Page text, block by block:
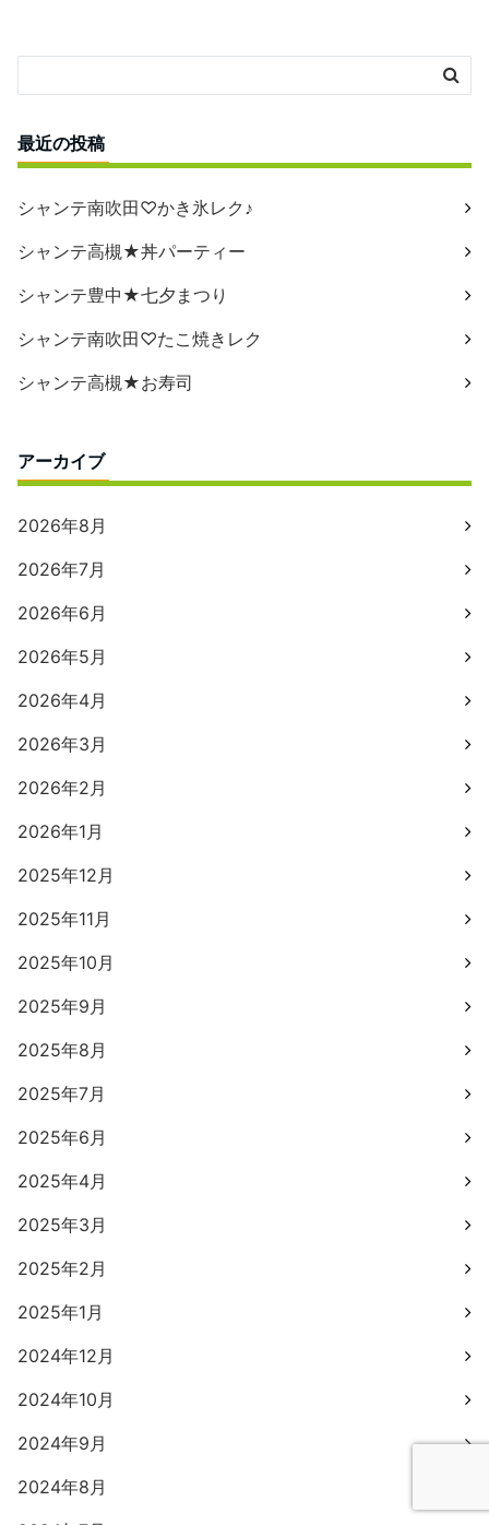
最近の投稿
シャンテ南吹田♡かき氷レク♪
シャンテ高槻★丼パーティー
シャンテ豊中★七夕まつり
シャンテ南吹田♡たこ焼きレク
シャンテ高槻★お寿司
アーカイブ
2026年8月
2026年7月
2026年6月
2026年5月
2026年4月
2026年3月
2026年2月
2026年1月
2025年12月
2025年11月
2025年10月
2025年9月
2025年8月
2025年7月
2025年6月
2025年4月
2025年3月
2025年2月
2025年1月
2024年12月
2024年10月
2024年9月
2024年8月